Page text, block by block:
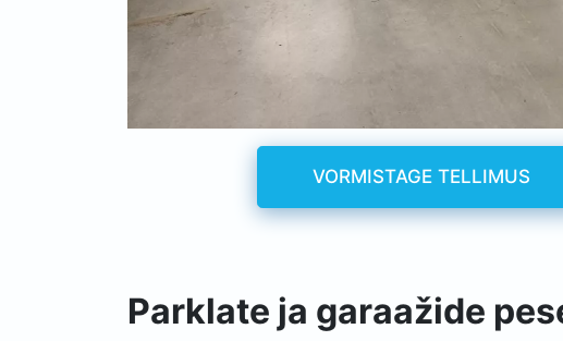
VORMISTAGE TELLIMUS
Parklate ja garaažide